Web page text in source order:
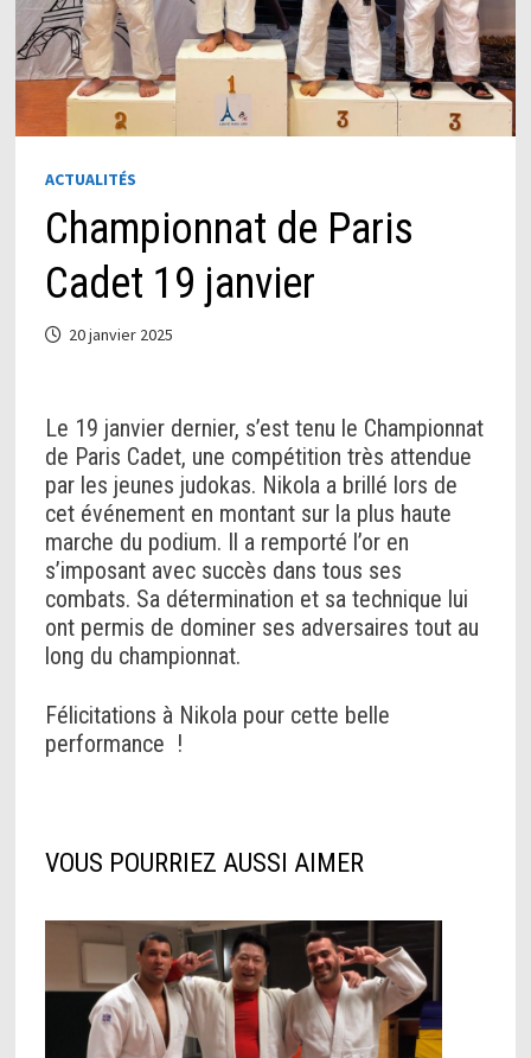
ACTUALITÉS
Championnat de Paris
Cadet 19 janvier
20 janvier 2025
Le 19 janvier dernier, s’est tenu le Championnat
de Paris Cadet, une compétition très attendue
par les jeunes judokas. Nikola a brillé lors de
cet événement en montant sur la plus haute
marche du podium. Il a remporté l’or en
s’imposant avec succès dans tous ses
combats. Sa détermination et sa technique lui
ont permis de dominer ses adversaires tout au
long du championnat.
Félicitations à Nikola pour cette belle
performance !
VOUS POURRIEZ AUSSI AIMER